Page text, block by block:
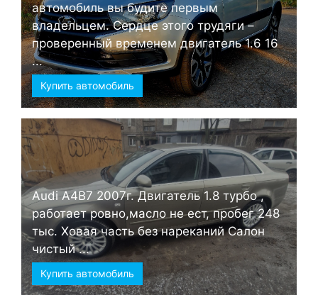
автомобиль вы будите первым
владельцем. Сердце этого трудяги –
проверенный временем двигатель 1.6 16
...
Купить автомобиль
Audi А4B7 2007г. Двигатель 1.8 турбо ,
работает ровно,масло не ест, пробег 248
тыс. Ховая часть без нареканий Салон
чистый ...
Купить автомобиль